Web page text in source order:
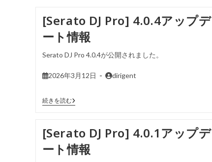
[Serato DJ Pro] 4.0.4アップデ
ート情報
Serato DJ Pro 4.0.4が公開されました。
2026年3月12日 dirigent
続きを読む
[Serato DJ Pro] 4.0.1アップデ
ート情報